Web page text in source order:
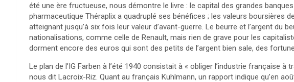
été une ère fructueuse, nous démontre le livre : le capital des grandes
pharmaceutique Théraplix a quadruplé ses bénéfices ; les valeurs boursières
atteignant jusqu’à six fois leur valeur d’avant-guerre. Le beurre et l’argent du
nationalisations, comme celle de Renault, mais rien de grave pour les
dorment encore des euros qui sont des petits de l’argent bien sale, des
Le plan de l’IG Farben à l’été 1940 consistait à « obliger l’industrie française à
nous dit Lacroix-Riz. Quant au français Kuhlmann, un rapport indique qu’en